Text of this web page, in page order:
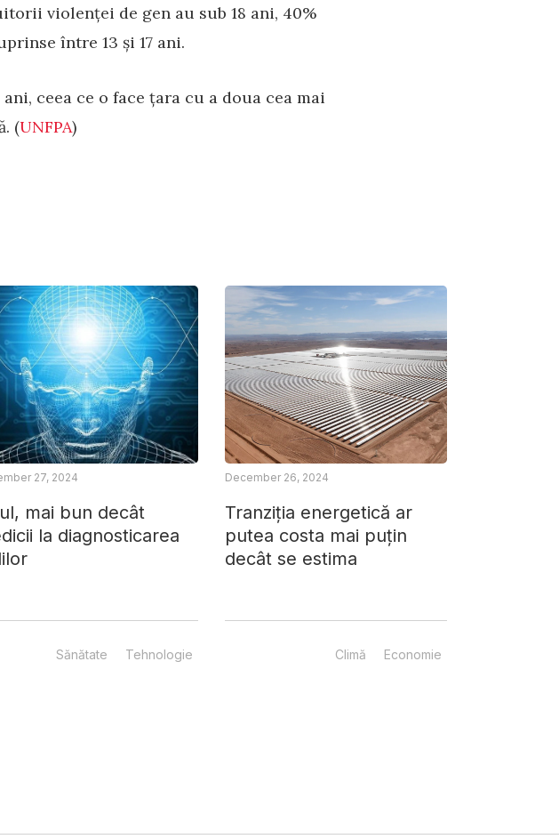
violenței de gen au sub 18 ani, 40%
între 13 și 17 ani.
ceea ce o face țara cu a doua cea mai
(UNFPA)
mai bun decât
la diagnosticarea
27, 2024
Sănătate Tehnologie
Tranziția energetică ar
putea costa mai puțin
decât se estima
December 26, 2024
Climă Economie